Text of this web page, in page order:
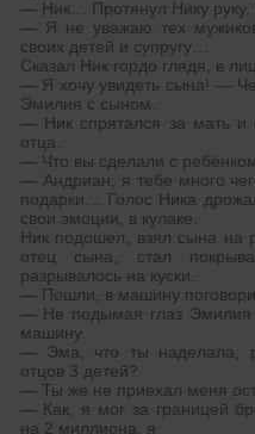
— Ник… Протянул Нику руку,
— Я не уважаю тех
своих детей и супругу…
Сказал Ник гордо глядя, в
— Я хочу увидеть сына! —
Эмилия с сыном.
— Ник спрятался за мать и
отца.
— Что вы сделали с
— Андриан, я тебе много
подарки… Голос Ника
свои эмоции, в кулаке.
Ник подошел, взял сына на
отец сына, стал
разрывалось на куски.
— Пошли, в машину
— Не подымая глаз Эмилия
машину.
— Эма, что ты наделала,
отцов 3 детей?
— Ты же не приехал меня
— Как, я мог за границей
на 2 миллиона, я